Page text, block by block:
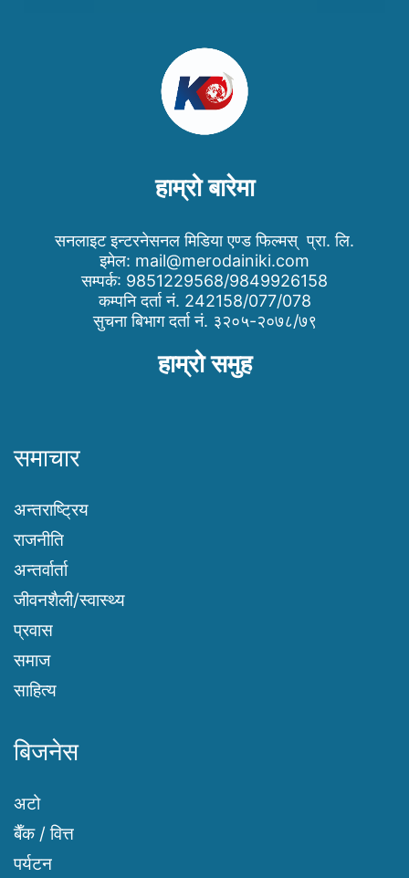
हाम्रो बारेमा
सनलाइट इन्टरनेसनल मिडिया एण्ड फिल्मस् प्रा. लि.
इमेल: mail@merodainiki.com
सम्पर्क: 9851229568/9849926158
कम्पनि दर्ता नं. 242158/077/078
सुचना बिभाग दर्ता नं. ३२०५-२०७८/७९
हाम्रो समुह
समाचार
अन्तराष्ट्रिय
राजनीति
अन्तर्वार्ता
जीवनशैली/स्वास्थ्य
प्रवास
समाज
साहित्य
बिजनेस
अटो
बैँक / वित्त
पर्यटन